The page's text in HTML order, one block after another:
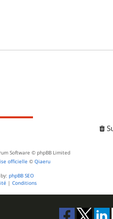
e
Software © phpBB Limited
officielle © Qiaeru
phpBB SEO
| Conditions